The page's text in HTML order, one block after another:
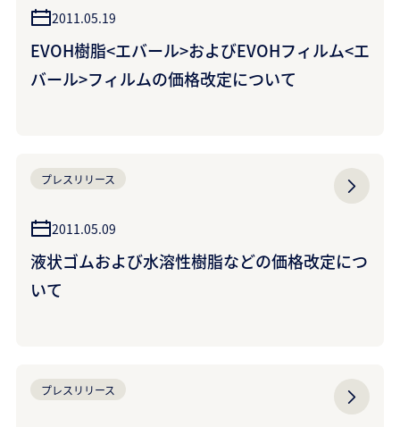
2011.05.19
EVOH樹脂<エバール>およびEVOHフィルム<エ
バール>フィルムの価格改定について
プレスリリース
2011.05.09
液状ゴムおよび水溶性樹脂などの価格改定につ
いて
プレスリリース